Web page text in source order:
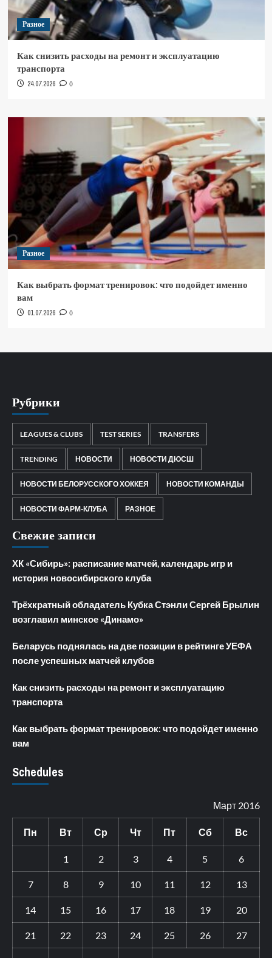
Разное
Как снизить расходы на ремонт и эксплуатацию
транспорта
24.07.2026 0
Разное
Как выбрать формат тренировок: что подойдет именно
вам
01.07.2026 0
Рубрики
LEAGUES & CLUBS TEST SERIES TRANSFERS
TRENDING НОВОСТИ НОВОСТИ ДЮСШ
НОВОСТИ БЕЛОРУССКОГО ХОККЕЯ НОВОСТИ КОМАНДЫ
НОВОСТИ ФАРМ-КЛУБА РАЗНОЕ
Свежие записи
ХК «Сибирь»: расписание матчей, календарь игр и
история новосибирского клуба
Трёхкратный обладатель Кубка Стэнли Сергей Брылин
возглавил минское «Динамо»
Беларусь поднялась на две позиции в рейтинге УЕФА
после успешных матчей клубов
Как снизить расходы на ремонт и эксплуатацию
транспорта
Как выбрать формат тренировок: что подойдет именно
вам
Schedules
Март 2016
Пн Вт Ср Чт Пт Сб Вс
1 2 3 4 5 6
7 8 9 10 11 12 13
14 15 16 17 18 19 20
21 22 23 24 25 26 27